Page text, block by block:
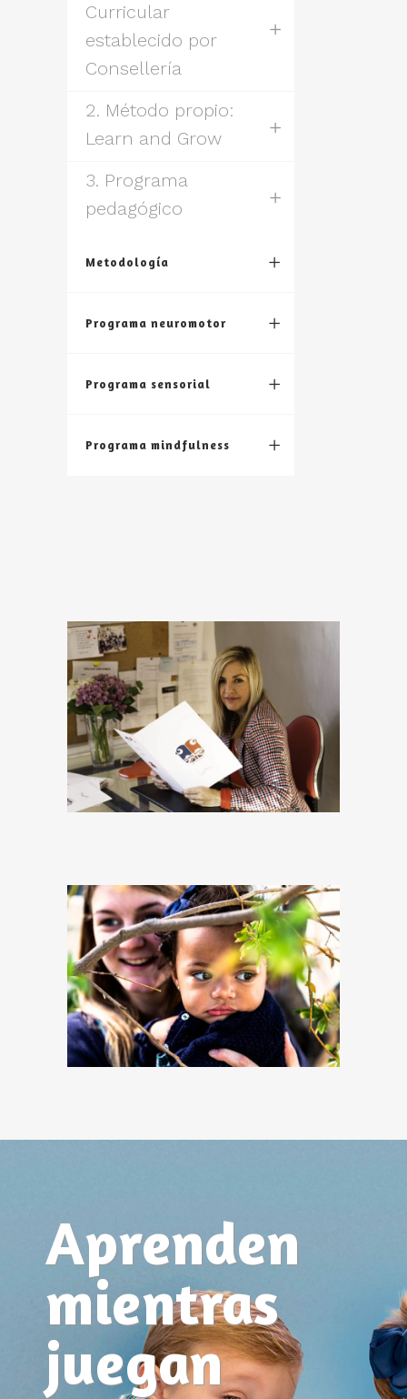
Curricular
establecido por
Consellería
2. Método propio:
Learn and Grow
3. Programa
pedagógico
Metodología
Programa neuromotor
Programa sensorial
Programa mindfulness
Aprenden
mientras
juegan